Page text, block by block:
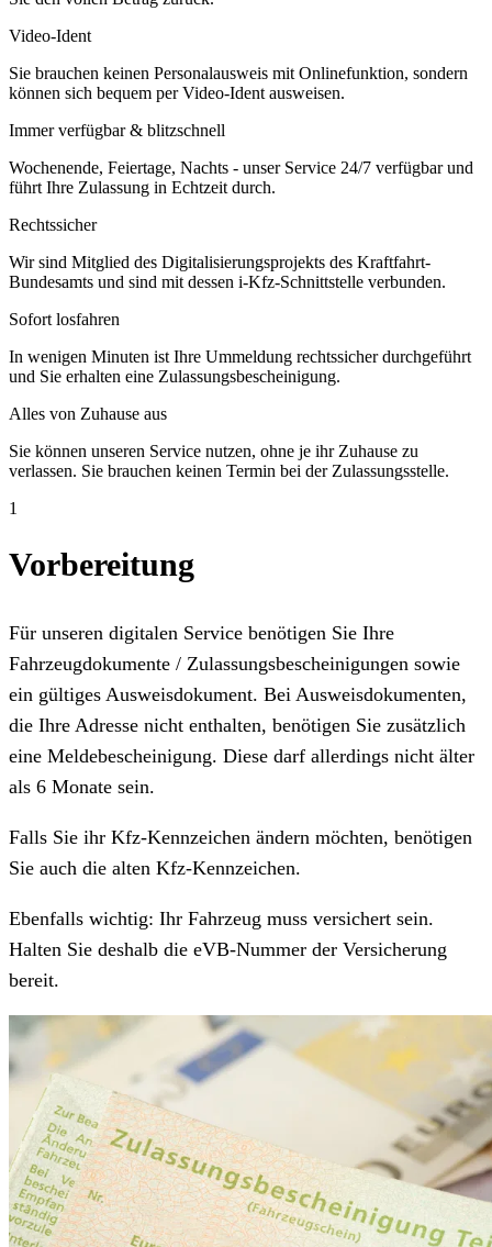
Video-Ident
Sie brauchen keinen Personalausweis mit Onlinefunktion, sondern
können sich bequem per Video-Ident ausweisen.
Immer verfügbar & blitzschnell
Wochenende, Feiertage, Nachts - unser Service 24/7 verfügbar und
führt Ihre Zulassung in Echtzeit durch.
Rechtssicher
Wir sind Mitglied des Digitalisierungsprojekts des Kraftfahrt-
Bundesamts und sind mit dessen i-Kfz-Schnittstelle verbunden.
Sofort losfahren
In wenigen Minuten ist Ihre Ummeldung rechtssicher durchgeführt
und Sie erhalten eine Zulassungsbescheinigung.
Alles von Zuhause aus
Sie können unseren Service nutzen, ohne je ihr Zuhause zu
verlassen. Sie brauchen keinen Termin bei der Zulassungsstelle.
1
Vorbereitung
Für unseren digitalen Service benötigen Sie Ihre
Fahrzeugdokumente / Zulassungsbescheinigungen sowie
ein gültiges Ausweisdokument. Bei Ausweisdokumenten,
die Ihre Adresse nicht enthalten, benötigen Sie zusätzlich
eine Meldebescheinigung. Diese darf allerdings nicht älter
als 6 Monate sein.
Falls Sie ihr Kfz-Kennzeichen ändern möchten, benötigen
Sie auch die alten Kfz-Kennzeichen.
Ebenfalls wichtig: Ihr Fahrzeug muss versichert sein.
Halten Sie deshalb die eVB-Nummer der Versicherung
bereit.